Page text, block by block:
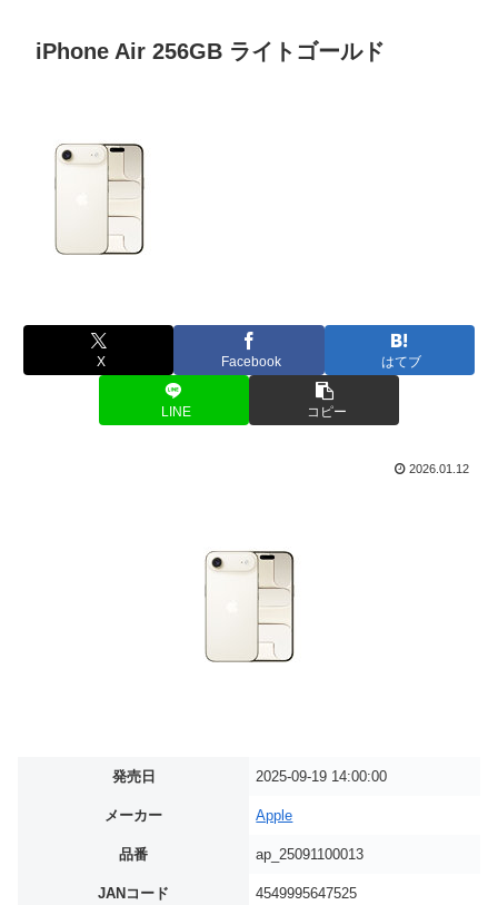
iPhone Air 256GB ライトゴールド
X Facebook はてブ
LINE コピー
2026.01.12
発売日 2025-09-19 14:00:00
メーカー Apple
品番 ap_25091100013
JANコード 4549995647525